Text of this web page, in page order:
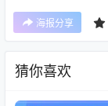
海报分享
猜你喜欢